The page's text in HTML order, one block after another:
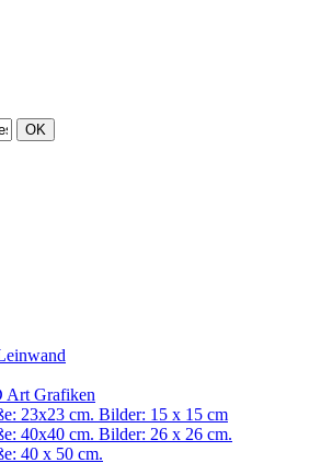
OK
Art Grafiken
23x23 cm. Bilder: 15 x 15 cm
40x40 cm. Bilder: 26 x 26 cm.
40 x 50 cm.